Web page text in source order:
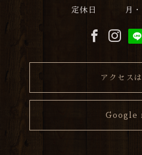
定休日
月
アクセス
Google